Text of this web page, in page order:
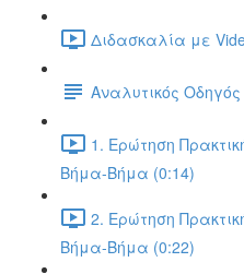
Διδασκαλία με
Αναλυτικός
1. Ερώτηση
Βήμα-Βήμα (0:14)
2. Ερώτηση
Βήμα-Βήμα (0:22)